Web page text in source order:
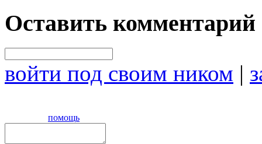
Оставить комментарий
войти под своим ником |
помощь